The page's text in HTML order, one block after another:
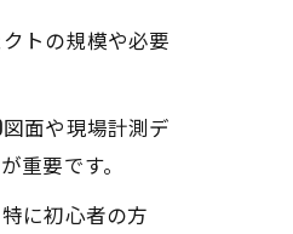
トの規模や必要
面や現場計測デ
重要です。
に初心者の方